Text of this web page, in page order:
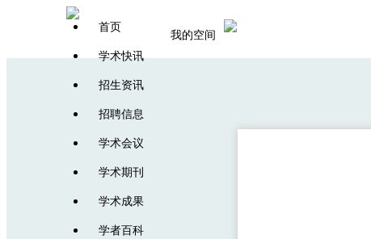
首页
学术快讯
招生资讯
招聘信息
学术会议
学术期刊
学术成果
学者百科
我的空间